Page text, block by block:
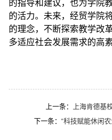
的指导和建议，也为学院
的活力。未来，经贸学院
的理念，不断探索教学改
多适应社会发展需求的高
上一条：
上海肯德基
下一条：“科技赋能休闲